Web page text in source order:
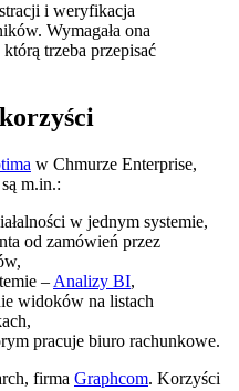
i weryfikacja
Wymagała ona
trzeba przepisać
w Chmurze Enterprise,
m.in.:
w jednym systemie,
od zamówień przez
– Analizy BI,
widoków na listach
pracuje biuro rachunkowe.
firma Graphcom. Korzyści